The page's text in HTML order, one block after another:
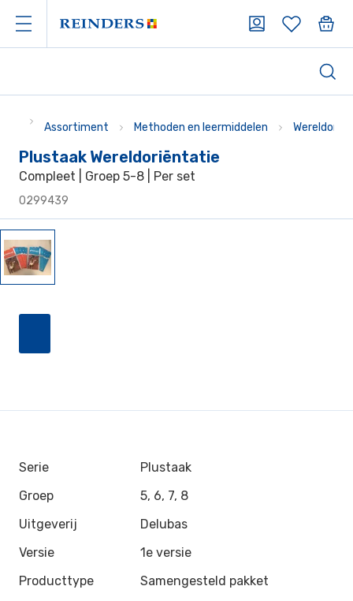
Assortiment Methoden en leermiddelen
Plustaak Wereldoriëntatie
Compleet | Groep 5-8 | Per set
0299439
Serie
Plustaak
Groep
5, 6, 7, 8
Uitgeverij
Delubas
Versie
1e versie
Producttype
Samengesteld pakket